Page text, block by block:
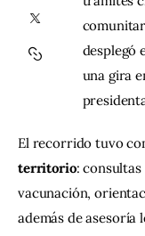
Contacto
desplegó
una gira
El recorrido tuvo
territorio: consultas
vacunación,
además de